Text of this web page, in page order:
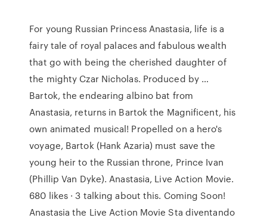
For young Russian Princess Anastasia, life is a
fairy tale of royal palaces and fabulous wealth
that go with being the cherished daughter of
the mighty Czar Nicholas. Produced by …
Bartok, the endearing albino bat from
Anastasia, returns in Bartok the Magnificent, his
own animated musical! Propelled on a hero's
voyage, Bartok (Hank Azaria) must save the
young heir to the Russian throne, Prince Ivan
(Phillip Van Dyke). Anastasia, Live Action Movie.
680 likes · 3 talking about this. Coming Soon!
Anastasia the Live Action Movie Sta diventando